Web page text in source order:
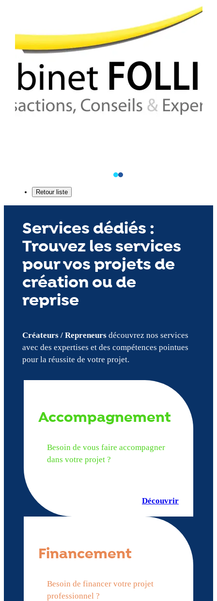
Services dédiés :
Trouvez les services
pour vos projets de
création ou de
reprise
Créateurs / Repreneursdécouvrez nos services
avec des expertises et des compétences pointues
pour la réussite de votre projet.
Accompagnement
Besoin de vous faire accompagner
dans votre projet ?
Découvrir
Financement
Besoin de financer votre projet
professionnel ?